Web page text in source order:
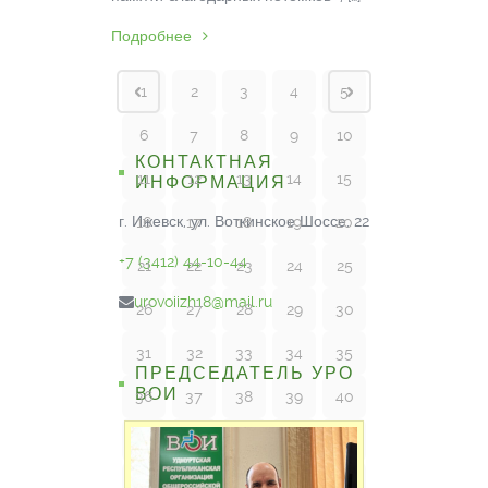
Подробнее
1 2 3 4 5
6 7 8 9 10
11 12 13 14 15
16 17 18 19 20
21 22 23 24 25
26 27 28 29 30
31 32 33 34 35
36 37 38 39 40
41 42 44 45
46 47 48 50
КОНТАКТНАЯ
ИНФОРМАЦИЯ
г. Ижевск, ул. Воткинское Шоссе, 22
+7 (3412) 44-10-44
urovoiizh18@mail.ru
ПРЕДСЕДАТЕЛЬ УРО
ВОИ